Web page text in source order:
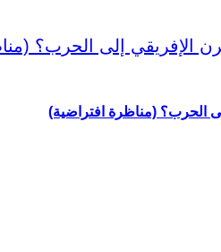
الحرب؟ (مناظرة افتراضية)